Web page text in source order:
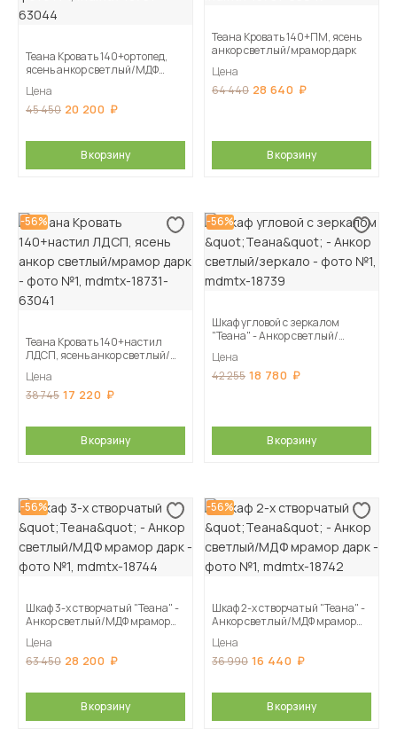
Теана Кровать 140+ортопед,
ясень анкор светлый/МДФ
Цена
45 450 20 200
В корзину
Теана Кровать 140+ПМ, ясень
анкор светлый/мрамор дарк
Цена
64 440 28 640
В корзину
-56%
Теана Кровать 140+настил
ЛДСП, ясень анкор светлый/
Цена
38 745 17 220
В корзину
-56%
Шкаф угловой с зеркалом
"Теана" - Анкор светлый/
Цена
42 255 18 780
В корзину
-56%
Шкаф 3-х створчатый "Теана" -
Анкор светлый/МДФ мрамор
Цена
63 450 28 200
В корзину
-56%
Шкаф 2-х створчатый "Теана" -
Анкор светлый/МДФ мрамор
Цена
36 990 16 440
В корзину